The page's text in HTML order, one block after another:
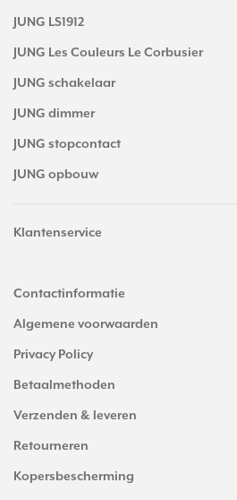
JUNG LS1912
JUNG Les Couleurs Le Corbusier
JUNG schakelaar
JUNG dimmer
JUNG stopcontact
JUNG opbouw
Klantenservice
Contactinformatie
Algemene voorwaarden
Privacy Policy
Betaalmethoden
Verzenden & leveren
Retourneren
Kopersbescherming